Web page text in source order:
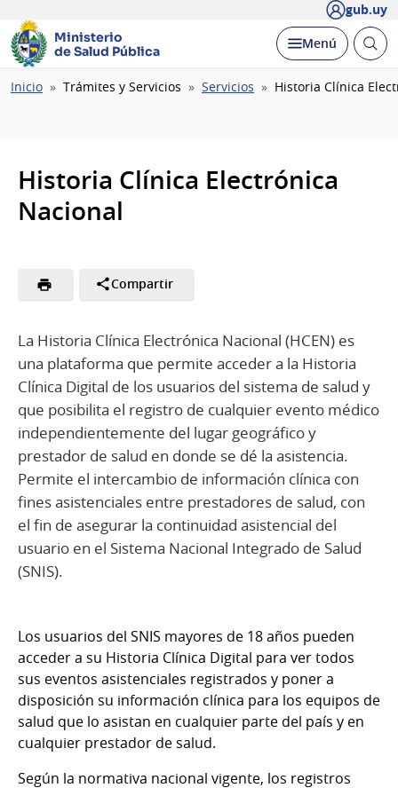
gub.uy
Ministerio
de Salud Pública
Desplegar
Menú Abrir
Ruta
Inicio Trámites y Servicios Servicios Historia Clínica
Historia Clínica Electrónica
Nacional
Compartir
La Historia Clínica Electrónica Nacional (HCEN) es
una plataforma que permite acceder a la Historia
Clínica Digital de los usuarios del sistema de salud y
que posibilita el registro de cualquier evento médico
independientemente del lugar geográfico y
prestador de salud en donde se dé la asistencia.
Permite el intercambio de información clínica con
fines asistenciales entre prestadores de salud, con
el fin de asegurar la continuidad asistencial del
usuario en el Sistema Nacional Integrado de Salud
(SNIS).
Los usuarios del SNIS mayores de 18 años pueden
acceder a su Historia Clínica Digital para ver todos
sus eventos asistenciales registrados y poner a
disposición su información clínica para los equipos de
salud que lo asistan en cualquier parte del país y en
cualquier prestador de salud.
Según la normativa nacional vigente, los registros